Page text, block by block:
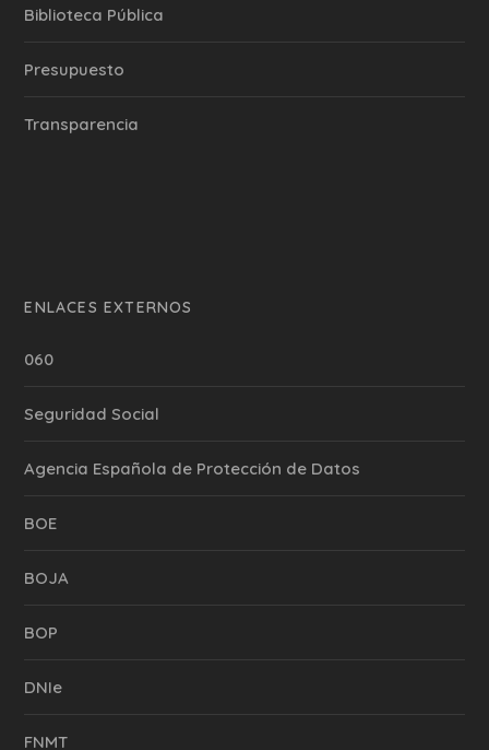
Biblioteca Pública
Presupuesto
Transparencia
ENLACES EXTERNOS
060
Seguridad Social
Agencia Española de Protección de Datos
BOE
BOJA
BOP
DNIe
FNMT